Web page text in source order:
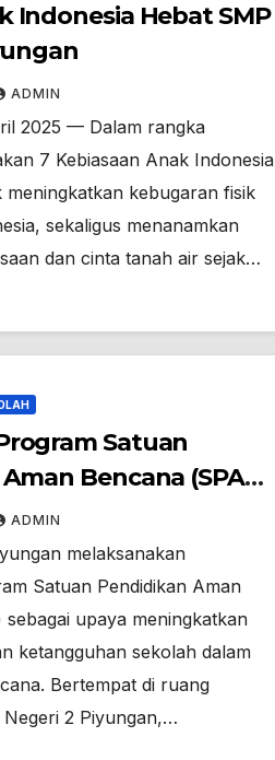
Indonesia Hebat SMP
ADMIN
2025 — Dalam rangka
7 Kebiasaan Anak Indonesia
kebugaran fisik
sekaligus menanamkan
dan cinta tanah air sejak…
Satuan
Bencana (SPAB)
Piyungan
ADMIN
melaksanakan
Satuan Pendidikan Aman
sebagai upaya meningkatkan
ketangguhan sekolah dalam
Bertempat di ruang
2 Piyungan,…